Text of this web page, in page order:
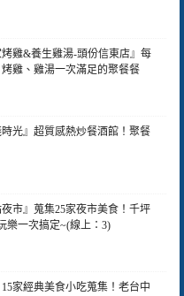
烤雞&養生雞湯-頭份信東店』每
雞、雞湯一次滿足的聚餐餐
時光』超質感熱炒餐酒館！聚餐
夜市』蒐集25家夜市美食！千坪
樂一次搞定~(線上：3)
家經典美食小吃蒐集！老台中